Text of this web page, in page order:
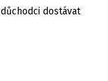
dostávat